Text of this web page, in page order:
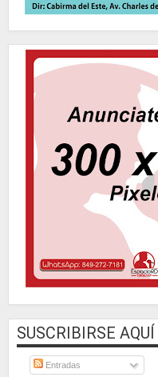
SUSCRIBIRSE AQUÍ
Entradas